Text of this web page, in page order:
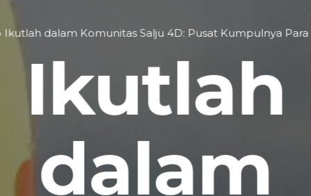
Ikutlah dalam Komunitas Salju 4D: Pusat Kumpulnya
Ikutlah
dalam